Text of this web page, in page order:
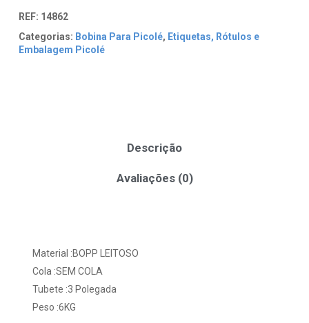
REF: 14862
Categorias: Bobina Para Picolé, Etiquetas, Rótulos e
Embalagem Picolé
Descrição
Avaliações (0)
Material :BOPP LEITOSO
Cola :SEM COLA
Tubete :3 Polegada
Peso :6KG